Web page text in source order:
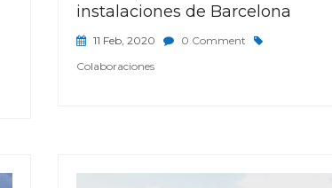
instalaciones de Barcelona
11 Feb, 2020
0 Comment
Colaboraciones